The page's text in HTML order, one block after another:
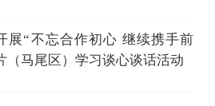
展“不忘合作初心 继续携手前
（马尾区）学习谈心谈话活动